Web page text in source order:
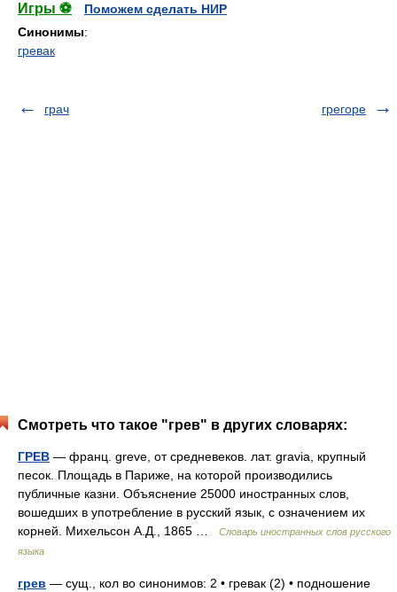
Игры ⚽
Поможем сделать НИР
Синонимы:
гревак
грач грегоре
Смотреть что такое "грев" в других словарях:
ГРЕВ — франц. greve, от средневеков. лат. gravia, крупный
песок. Площадь в Париже, на которой производились
публичные казни. Объяснение 25000 иностранных слов,
вошедших в употребление в русский язык, с означением их
корней. Михельсон А.Д., 1865 …
Словарь иностранных слов русского
языка
грев — сущ., кол во синонимов: 2 • гревак (2) • подношение